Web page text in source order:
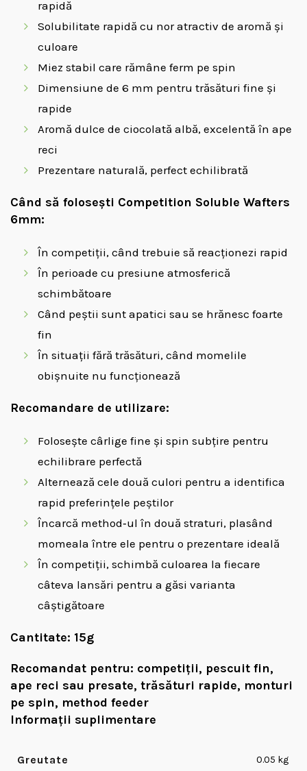
rapidă
Solubilitate rapidă cu nor atractiv de aromă și
culoare
Miez stabil care rămâne ferm pe spin
Dimensiune de 6 mm pentru trăsături fine și
rapide
Aromă dulce de ciocolată albă, excelentă în ape
reci
Prezentare naturală, perfect echilibrată
Când să folosești Competition Soluble Wafters
6mm:
În competiții, când trebuie să reacționezi rapid
În perioade cu presiune atmosferică
schimbătoare
Când peștii sunt apatici sau se hrănesc foarte
fin
În situații fără trăsături, când momelile
obișnuite nu funcționează
Recomandare de utilizare:
Folosește cârlige fine și spin subțire pentru
echilibrare perfectă
Alternează cele două culori pentru a identifica
rapid preferințele peștilor
Încarcă method‑ul în două straturi, plasând
momeala între ele pentru o prezentare ideală
În competiții, schimbă culoarea la fiecare
câteva lansări pentru a găsi varianta
câștigătoare
Cantitate: 15g
Recomandat pentru: competiții, pescuit fin,
ape reci sau presate, trăsături rapide, monturi
pe spin, method feeder
Informații suplimentare
Greutate 0.05 kg